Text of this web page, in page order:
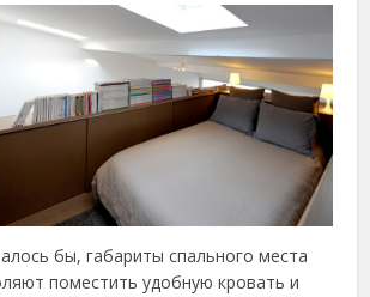
бы, габариты спального места
поместить удобную кровать и